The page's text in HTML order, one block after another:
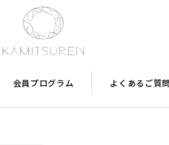
会員プログラム よくあるご質問